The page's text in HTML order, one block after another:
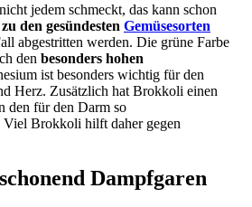
jedem schmeckt, das kann schon
den gesündesten Gemüsesorten
abgestritten werden. Die grüne Farbe
den besonders hohen
ist besonders wichtig für den
Herz. Zusätzlich hat Brokkoli einen
den für den Darm so
Viel Brokkoli hilft daher gegen
Dampfgaren